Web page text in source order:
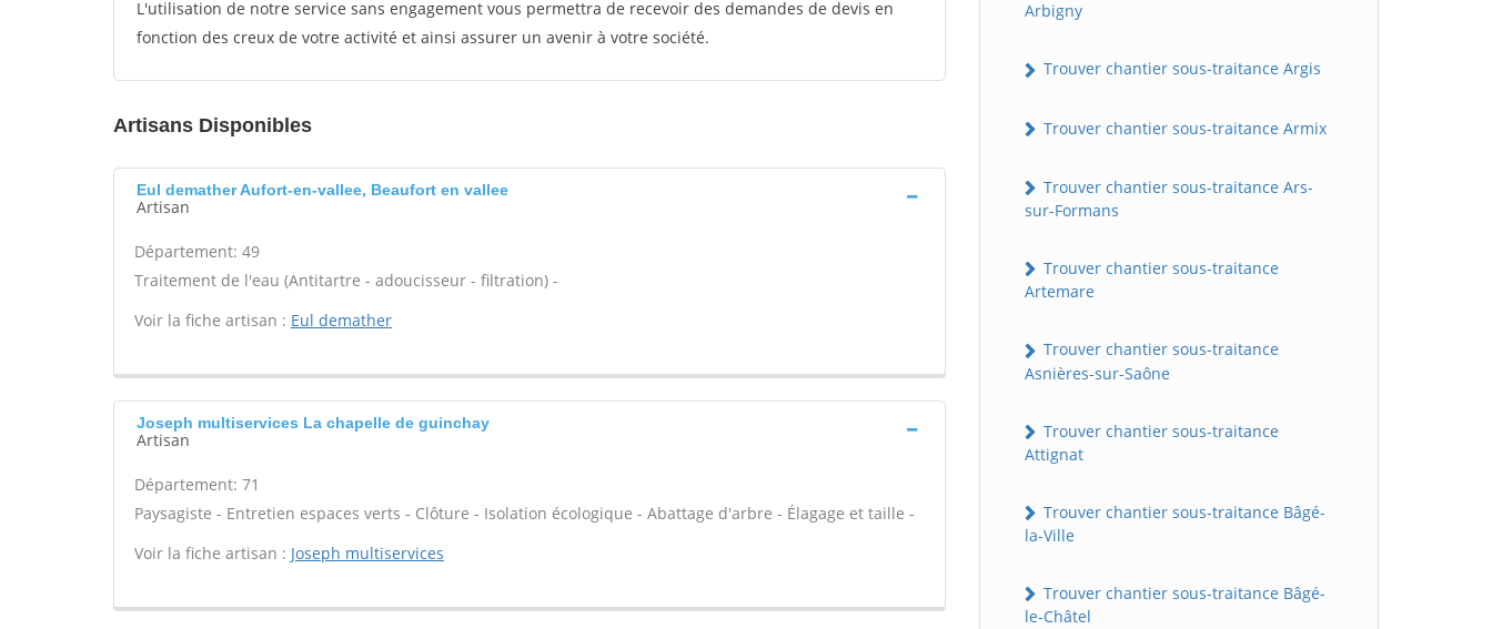
L'utilisation de notre service sans engagement vous permettra de recevoir des demandes de devis en
fonction des creux de votre activité et ainsi assurer un avenir à votre société.
Artisans Disponibles
Eul demather Aufort-en-vallee, Beaufort en vallee
Artisan
Département: 49
Traitement de l'eau (Antitartre - adoucisseur - filtration) -
Voir la fiche artisan : Eul demather
Joseph multiservices La chapelle de guinchay
Artisan
Département: 71
Paysagiste - Entretien espaces verts - Clôture - Isolation écologique - Abattage d'arbre - Élagage et taille -
Voir la fiche artisan : Joseph multiservices
Arbigny
Trouver chantier sous-traitance Argis
Trouver chantier sous-traitance Armix
Trouver chantier sous-traitance Ars-
sur-Formans
Trouver chantier sous-traitance
Artemare
Trouver chantier sous-traitance
Asnières-sur-Saône
Trouver chantier sous-traitance
Attignat
Trouver chantier sous-traitance Bâgé-
la-Ville
Trouver chantier sous-traitance Bâgé-
le-Châtel